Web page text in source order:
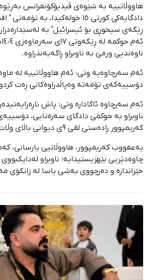
هاووڵاتییە بە شێوەی ڤیدیۆکۆنفرانس
دادگایەکی کورتی ١٥ خولەکیدا، بە
ڕێگەی سیخوڕی بۆ ئیسرائیل" بە
ناوەندیی ورمێ بە ناوبراو ڕاگەیەندراوە.
ئەم سەرچاوەیە وتی: ئەم هاووڵاتییە لە
دۆسییەکەی تۆمەتە وەپاڵدراوەکانی ڕەت
ئەم سەرچاوە ئاگادارە وتی: پاش
ناوبراو بە حوکمی دادگای سەرەتایی،
کەریمپوور ڕادەستی لقی ٩ی دیوانی باڵای وڵات کراوە.
یەعقووب کەریمپوور، هاووڵاتیی یارسانی،
خێزاندارە و دەرچووی بەشی یاسا لە زانکۆی